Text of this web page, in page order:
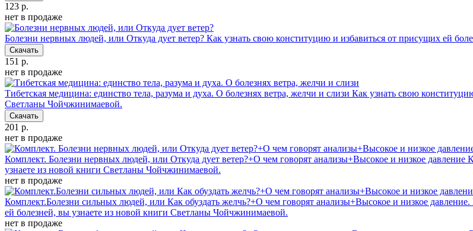
123 р.
нет в продаже
Болезни нервных людей, или Откуда дует ветер? Как узнать свою конституцию и избавиться от присущих ей
Скачать
151 р.
нет в продаже
Тибетская медицина: единство тела, разума и духа. О болезнях ветра, желчи и слизи Как узнать свою
Светланы Чойчжинимаевой.
Скачать
201 р.
нет в продаже
Комплект. Болезни нервных людей, или Откуда дует ветер?+О чем говорят анализы+Высокое и низкое давление
узнаете из новой книги Светланы Чойчжинимаевой.
нет в продаже
Комплект.Болезни сильных людей, или Как обуздать желчь?+О чем говорят анализы+Высокое и низкое
ей болезней, вы узнаете из новой книги Светланы Чойчжинимаевой.
нет в продаже